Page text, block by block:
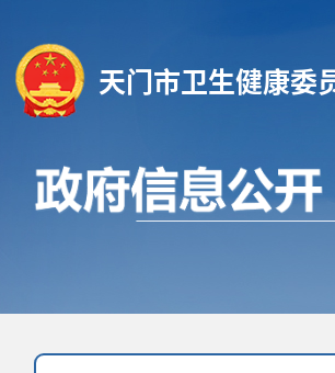
天门市卫生健康委